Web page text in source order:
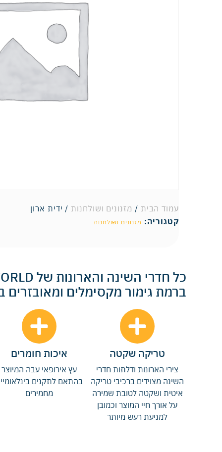
עמוד הבית / מזנונים ושולחנות / ידית ארון
קטגוריה: מזנונים ושולחנות
ברמת גימור מקסימלים
טריקה שקטה
צירי הארונות ודלתות חדרי
השינה מצוידים ברכיבי טריקה
איטית ושקטה לטובת שמירה
על אורך חיי המוצר וכמובן
למניעת רעש מיותר
איכות חומרים
עץ אירופאי עבה המיוצר
בהתאם לתקנים
מחמירים